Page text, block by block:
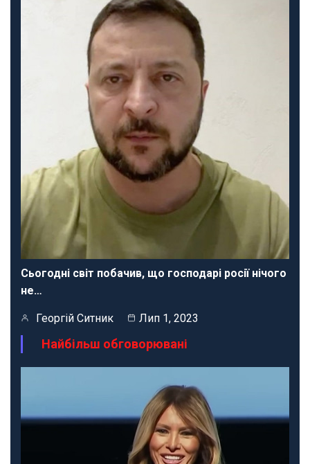
Сьогодні світ побачив, що господарі росії нічого
не…
Георгій Ситник Лип 1, 2023
Найбільш обговорювані